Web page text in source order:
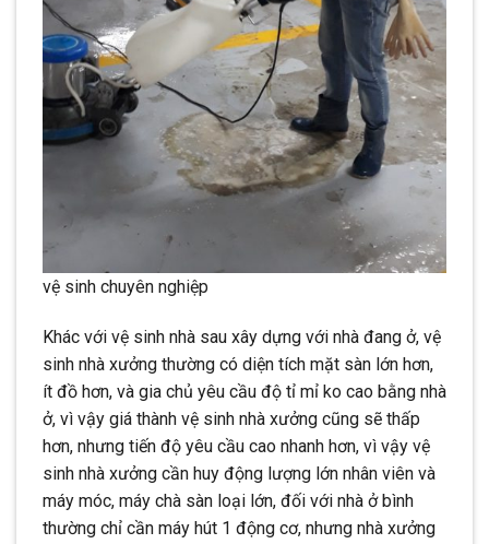
vệ sinh chuyên nghiệp
Khác với vệ sinh nhà sau xây dựng với nhà đang ở, vệ
sinh nhà xưởng thường có diện tích mặt sàn lớn hơn,
ít đồ hơn, và gia chủ yêu cầu độ tỉ mỉ ko cao bằng nhà
ở, vì vậy giá thành vệ sinh nhà xưởng cũng sẽ thấp
hơn, nhưng tiến độ yêu cầu cao nhanh hơn, vì vậy vệ
sinh nhà xưởng cần huy động lượng lớn nhân viên và
máy móc, máy chà sàn loại lớn, đối với nhà ở bình
thường chỉ cần máy hút 1 động cơ, nhưng nhà xưởng